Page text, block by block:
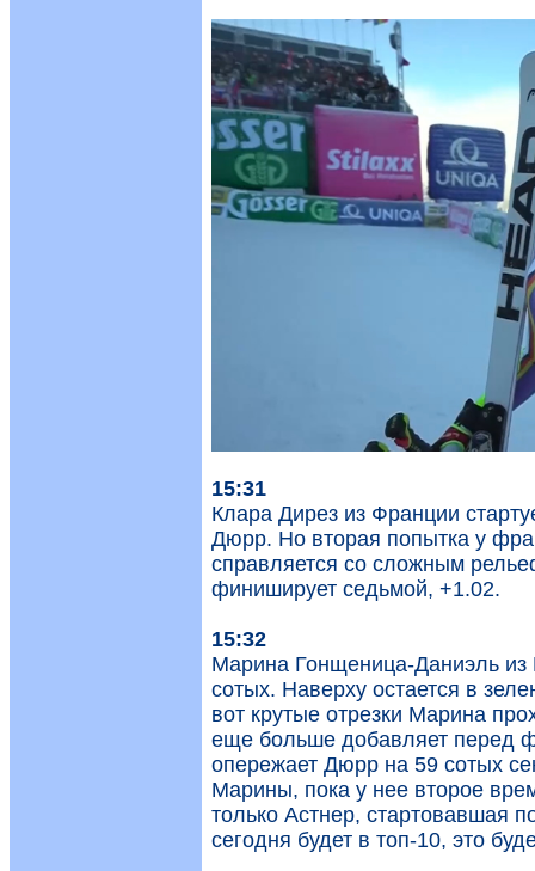
15:31
Клара Дирез из Франции
Дюрр. Но вторая попытка у
справляется со сложным
финиширует седьмой, +1.02.
15:32
Марина Гонщеница-Даниэль из
сотых. Наверху остается в
вот крутые отрезки Марина
еще больше добавляет перед
опережает Дюрр на 59 сотых
Марины, пока у нее второе
только Астнер, стартовавшая
сегодня будет в топ-10, это